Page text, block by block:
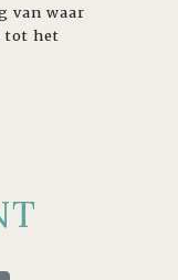
van waar
tot het